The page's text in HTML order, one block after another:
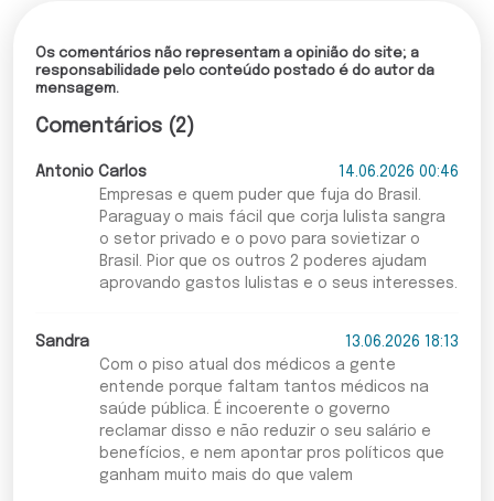
Os comentários não representam a opinião do site; a
responsabilidade pelo conteúdo postado é do autor da
mensagem.
Comentários (2)
Antonio Carlos
14.06.2026 00:46
Empresas e quem puder que fuja do Brasil.
Paraguay o mais fácil que corja lulista sangra
o setor privado e o povo para sovietizar o
Brasil. Pior que os outros 2 poderes ajudam
aprovando gastos lulistas e o seus interesses.
Sandra
13.06.2026 18:13
Com o piso atual dos médicos a gente
entende porque faltam tantos médicos na
saúde pública. É incoerente o governo
reclamar disso e não reduzir o seu salário e
benefícios, e nem apontar pros políticos que
ganham muito mais do que valem